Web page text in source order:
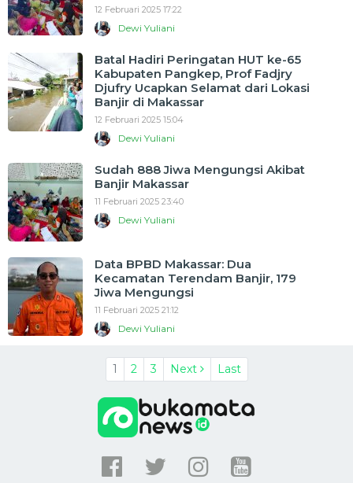
12 Februari 2025 17:22
Dewi Yuliani
Batal Hadiri Peringatan HUT ke-65
Kabupaten Pangkep, Prof Fadjry
Djufry Ucapkan Selamat dari Lokasi
Banjir di Makassar
12 Februari 2025 15:04
Dewi Yuliani
Sudah 888 Jiwa Mengungsi Akibat
Banjir Makassar
11 Februari 2025 23:40
Dewi Yuliani
Data BPBD Makassar: Dua
Kecamatan Terendam Banjir, 179
Jiwa Mengungsi
11 Februari 2025 21:12
Dewi Yuliani
1 2 3 Next Last